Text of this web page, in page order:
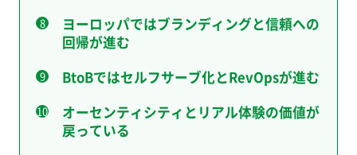
ヨーロッパではブランディングと信頼への
回帰が進む
BtoBではセルフサーブ化とRevOpsが進む
オーセンティシティとリアル体験の価値が
戻っている